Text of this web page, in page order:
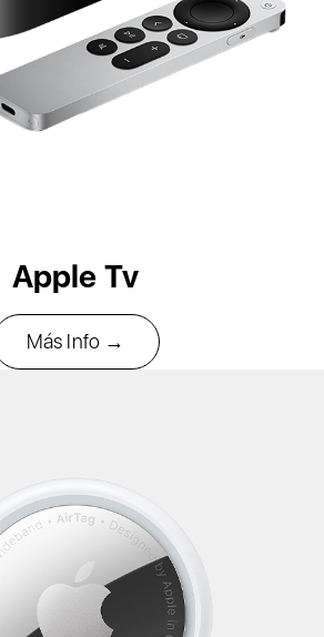
Apple Tv
Más Info →